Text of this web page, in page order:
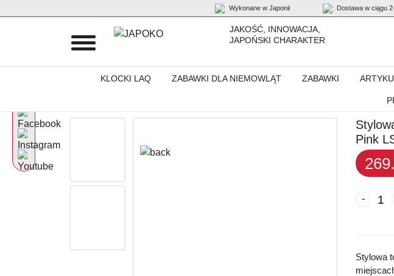
Wykonane w Japonii Dostawa w ciągu
JAKOŚĆ, INNOWACJA,
JAPOŃSKI CHARAKTER
KLOCKI LAQ ZABAWKI DLA NIEMOWLĄT ZABAWKI
Stylowa torba do przechowywania przyborów biurowych „Life
Pink
-
Stylowa